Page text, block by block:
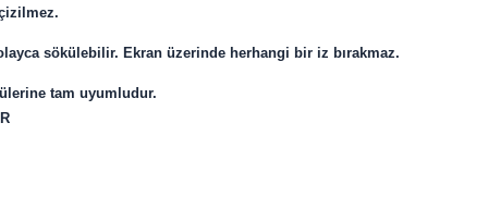
sökülebilir. Ekran üzerinde herhangi bir iz bırakmaz.
tam uyumludur.